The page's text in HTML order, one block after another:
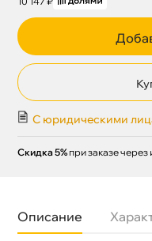
С юридическими
Скидка 5% при заказе
Описание